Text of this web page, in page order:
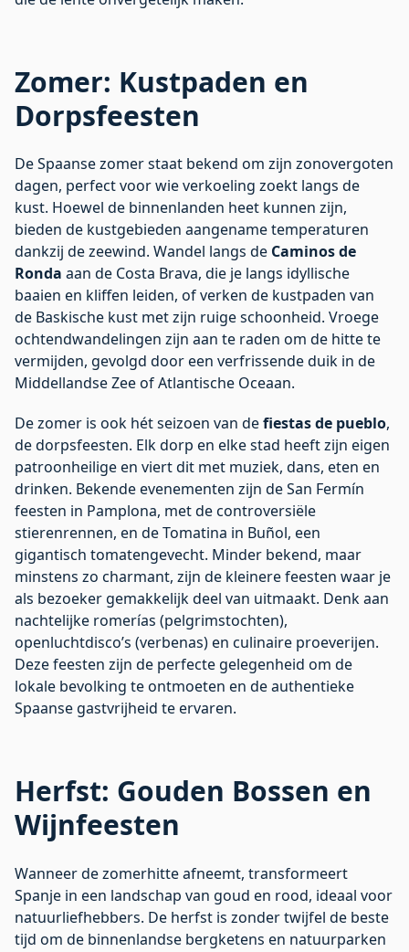
Zomer: Kustpaden en
Dorpsfeesten
De Spaanse zomer staat bekend om zijn zonovergoten
dagen, perfect voor wie verkoeling zoekt langs de
kust. Hoewel de binnenlanden heet kunnen zijn,
bieden de kustgebieden aangename temperaturen
dankzij de zeewind. Wandel langs de Caminos de
Ronda aan de Costa Brava, die je langs idyllische
baaien en kliffen leiden, of verken de kustpaden van
de Baskische kust met zijn ruige schoonheid. Vroege
ochtendwandelingen zijn aan te raden om de hitte te
vermijden, gevolgd door een verfrissende duik in de
Middellandse Zee of Atlantische Oceaan.
De zomer is ook hét seizoen van defiestas de pueblo,
de dorpsfeesten. Elk dorp en elke stad heeft zijn eigen
patroonheilige en viert dit met muziek, dans, eten en
drinken. Bekende evenementen zijn de San Fermín
feesten in Pamplona, met de controversiële
stierenrennen, en de Tomatina in Buñol, een
gigantisch tomatengevecht. Minder bekend, maar
minstens zo charmant, zijn de kleinere feesten waar je
als bezoeker gemakkelijk deel van uitmaakt. Denk aan
nachtelijke romerías (pelgrimstochten),
openluchtdisco’s (verbenas) en culinaire proeverijen.
Deze feesten zijn de perfecte gelegenheid om de
lokale bevolking te ontmoeten en de authentieke
Spaanse gastvrijheid te ervaren.
Herfst: Gouden Bossen en
Wijnfeesten
Wanneer de zomerhitte afneemt, transformeert
Spanje in een landschap van goud en rood, ideaal voor
natuurliefhebbers. De herfst is zonder twijfel de beste
tijd om de binnenlandse bergketens en natuurparken